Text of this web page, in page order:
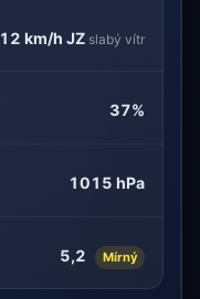
12 km/h JZ slabý vítr
37%
1015 hPa
5,2 Mírný